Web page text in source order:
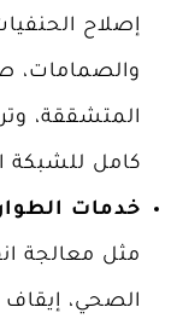
إصلاح
والصمامات،
المتشققة،
كامل للشبكة
خدمات
مثل معالجة
الصحي،